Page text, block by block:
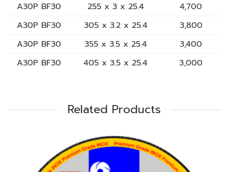
A30P BF30
255 x 3 x 25.4
4,700
A30P BF30
305 x 3.2 x 25.4
3,800
A30P BF30
355 x 3.5 x 25.4
3,400
A30P BF30
405 x 3.5 x 25.4 3,000
Related Products